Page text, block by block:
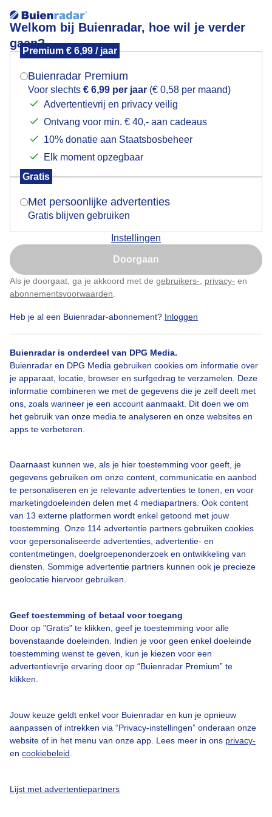
Welkom bij Buienradar, hoe wil je verder
gaan?
Premium € 6,99 / jaar
Buienradar Premium
Voor slechts € 6,99 per jaar (€ 0,58 per maand)
Advertentievrij en privacy veilig
Ontvang voor min. € 40,- aan cadeaus
10% donatie aan Staatsbosbeheer
Elk moment opzegbaar
Gratis
Met persoonlijke advertenties
Gratis blijven gebruiken
Instellingen
Doorgaan
Als je doorgaat, ga je akkoord met de gebruikers- privacy- en
abonnementsvoorwaarden
Heb je al een Buienradar-abonnement? Inloggen
Buienradar is onderdeel van DPG Media.
Buienradar en DPG Media gebruiken cookies om informatie over
je apparaat, locatie, browser en surfgedrag te verzamelen. Deze
informatie combineren we met de gegevens die je zelf deelt met
ons, zoals wanneer je een account aanmaakt. Dit doen we om
het gebruik van onze media te analyseren en onze websites en
apps te verbeteren.
Daarnaast kunnen we, als je hier toestemming voor geeft, je
gegevens gebruiken om onze content, communicatie en aanbod
te personaliseren en je relevante advertenties te tonen, en voor
marketingdoeleinden delen met 4 mediapartners. Ook content
van 13 externe platformen wordt enkel getoond met jouw
toestemming. Onze 114 advertentie partners gebruiken cookies
voor gepersonaliseerde advertenties, advertentie- en
contentmetingen, doelgroepenonderzoek en ontwikkeling van
diensten. Sommige advertentie partners kunnen ook je precieze
geolocatie hiervoor gebruiken.
Geef toestemming of betaal voor toegang
Door op "Gratis" te klikken, geef je toestemming voor alle
bovenstaande doeleinden. Indien je voor geen enkel doeleinde
toestemming wenst te geven, kun je kiezen voor een
advertentievrije ervaring door op “Buienradar Premium” te
klikken.
Jouw keuze geldt enkel voor Buienradar en kun je opnieuw
aanpassen of intrekken via “Privacy-instellingen” onderaan onze
website of in het menu van onze app. Lees meer in ons privacy-
en cookiebeleid
Lijst met advertentiepartners
Donkere lucht met een veld vol kamille
Door: Jolanda Pelkmans Gemaakt: 17-05-2026, 7x bekeken
Bekijk slideshow
Over Buienradar
Bedrijfsgegevens
Veelgestelde vragen
Toegankelijkheid
Adverteren
Cookie beleid
Privacy instellingen
Mogen we je locatie gebruiken voor het
Indien je hier nog geen akkoord op hebt gegeven,
verschijnt er zo een pop-up uit je browser waarin
Is goed, toon de popup
Nu niet, misschien later
Klik hierom dit aan te passen